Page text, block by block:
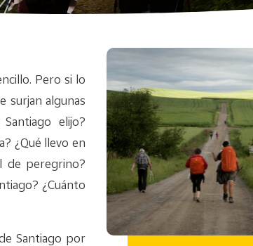
Pero si lo
surjan algunas
elijo?
¿Qué llevo en
de peregrino?
¿Cuánto
Santiago por